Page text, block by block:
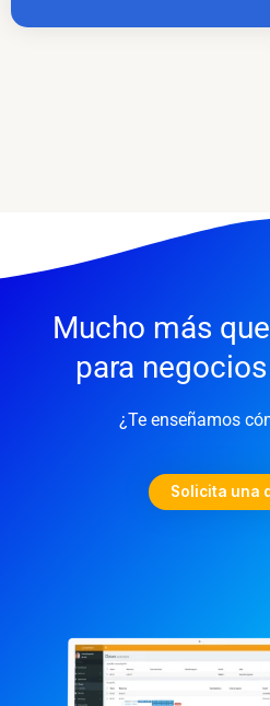
Mucho más
para
¿Te enseñamos
Solicita una